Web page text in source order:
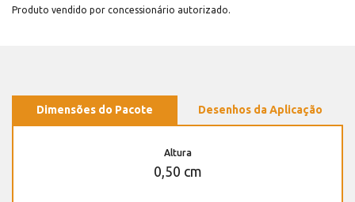
Produto vendido por concessionário autorizado.
Dimensões do Pacote Desenhos da Aplicação
Altura
0,50 cm